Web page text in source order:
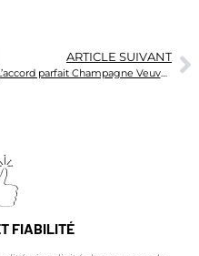
ARTICLE SUIVANT
L’accord parfait Champagne Veuve Clicquot Grand Vintage rosé et Queue de langoustines de nos côtes, châtaigne et girolles
FIABILITÉ